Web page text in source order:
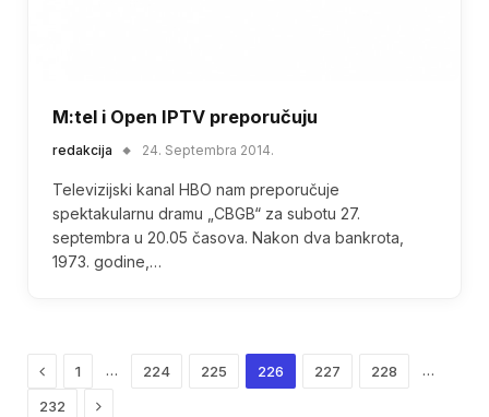
M:tel i Open IPTV preporučuju
redakcija 24. Septembra 2014.
Televizijski kanal HBO nam preporučuje
spektakularnu dramu „CBGB“ za subotu 27.
septembra u 20.05 časova. Nakon dva bankrota,
1973. godine,…
Previous
1 … 224 225 226 227 228 …
232 Next